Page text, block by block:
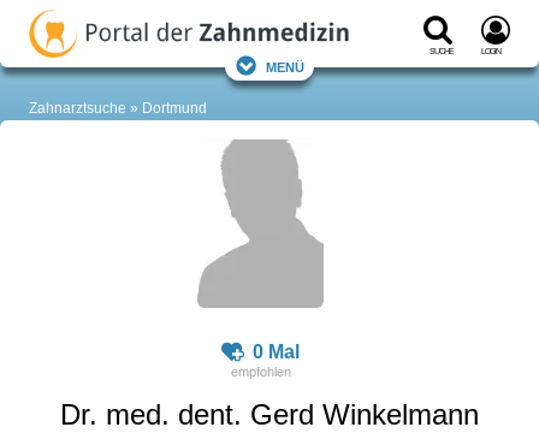
Suche Login
Menü
Zahnarztsuche Dortmund
0 Mal
Dr. med. dent. Gerd Winkelmann